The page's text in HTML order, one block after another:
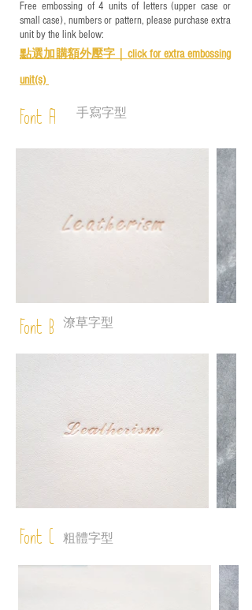
Free embossing of 4 units of letters (upper case or
small case), numbers or pattern, please purchase extra
unit by the link below:
點選加購額外壓字｜ click for extra embossing
unit(s)
Font A 手寫字型
Font B 潦草字型
Font C 粗體字型